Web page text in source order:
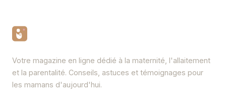
Votre magazine en ligne dédié à la maternité, l'allaitement
et la parentalité. Conseils, astuces et témoignages pour
les mamans d'aujourd'hui.